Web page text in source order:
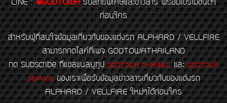
LINE : @GODTOWA รับสิทธิพิเศษและข่าวสาร พร้อมโปรโมชั่นดีๆ
ก่อนใคร
สำหรับผู้ที่สนใจข้อมูลเกี่ยวกับของแต่งรถ ALPHARD / VELLFIRE
สามารถกดไลค์ที่เพจ GODTOWATHAILAND
กด Subscribe ที่แชลแนลยูทูปGODTOWA CHANNELและGODTOWA
SERVICEของเราเพื่อรับข้อมูลข่าวสารเกี่ยวกับของแต่งรถ
ALPHARD / VELLFIRE ใหม่ๆได้ก่อนใคร